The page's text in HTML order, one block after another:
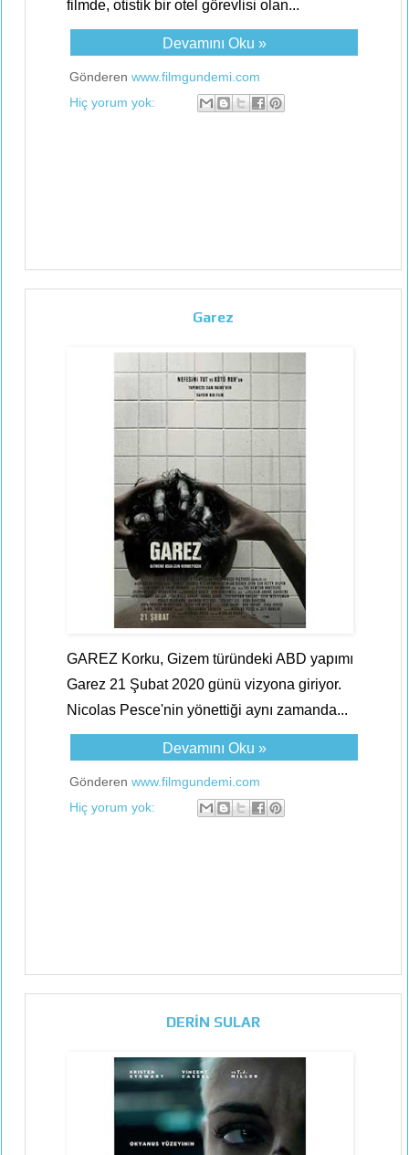
filmde, otistik bir otel görevlisi olan...
Devamını Oku »
Gönderen www.filmgundemi.com
Hiç yorum yok:
Garez
GAREZ Korku, Gizem türündeki ABD yapımı
Garez 21 Şubat 2020 günü vizyona giriyor.
Nicolas Pesce'nin yönettiği aynı zamanda...
Devamını Oku »
Gönderen www.filmgundemi.com
Hiç yorum yok:
DERİN SULAR